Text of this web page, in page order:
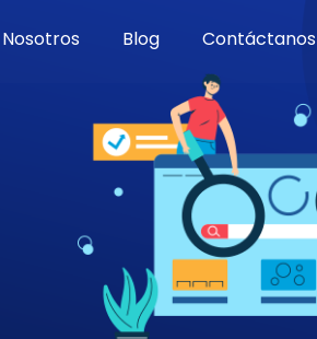
Nosotros Blog Contáctanos